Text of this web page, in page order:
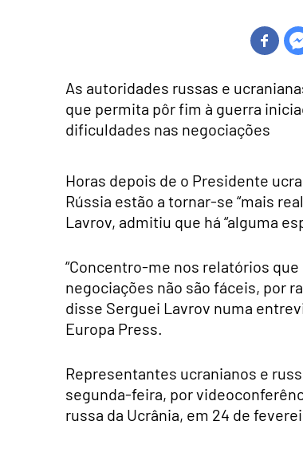
As autoridades russas e
que permita pôr fim à guerra
dificuldades nas negociações
Horas depois de o Presidente
Rússia estão a tornar-se “mais
Lavrov, admitiu que há “alguma
“Concentro-me nos relatórios
negociações não são fáceis, por
disse Serguei Lavrov numa
Europa Press.
Representantes ucranianos e
segunda-feira, por
russa da Ucrânia, em 24 de